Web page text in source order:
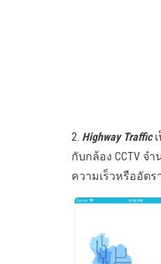
2. Highway Trafficเ
กับกล้อง CCTV จ
ความเร็วหรืออัต